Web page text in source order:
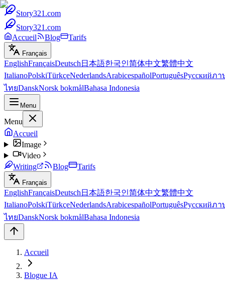
Story321.com
Story321.com
Accueil
Blog Tarifs
Français
EnglishFrançaisDeutsch 日本語한국인简体中文繁體中文
ItalianoPolskiTürkçeNederlandsArabicespañolPortuguêsРусскийภา
ไทยDanskNorsk bokmålBahasa Indonesia
Menu
Menu
Accueil
Image
Video
Writing
Blog Tarifs
Français
EnglishFrançaisDeutsch 日本語한국인简体中文繁體中文
ItalianoPolskiTürkçeNederlandsArabicespañolPortuguêsРусскийภา
ไทยDanskNorsk bokmålBahasa Indonesia
Accueil
Blogue IA